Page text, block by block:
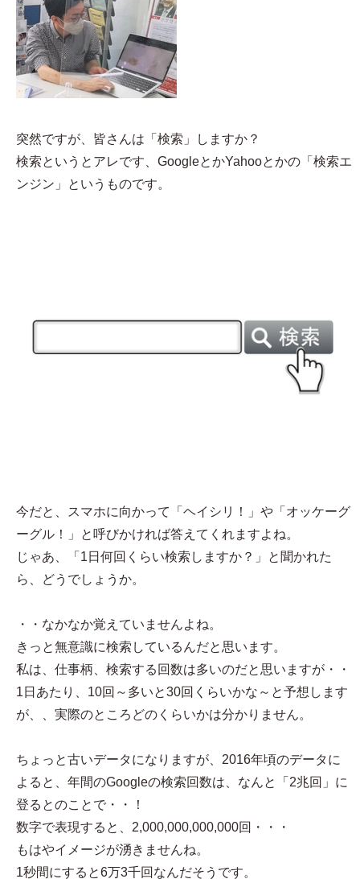
突然ですが、皆さんは「検索」しますか？
検索というとアレです、GoogleとかYahooとかの「検索エ
ンジン」というものです。
今だと、スマホに向かって「ヘイシリ！」や「オッケーグ
ーグル！」と呼びかければ答えてくれますよね。
じゃあ、「1日何回くらい検索しますか？」と聞かれた
ら、どうでしょうか。
・・なかなか覚えていませんよね。
きっと無意識に検索しているんだと思います。
私は、仕事柄、検索する回数は多いのだと思いますが・・
1日あたり、10回～多いと30回くらいかな～と予想します
が、、実際のところどのくらいかは分かりません。
ちょっと古いデータになりますが、2016年頃のデータに
よると、年間のGoogleの検索回数は、なんと「2兆回」に
登るとのことで・・！
数字で表現すると、2,000,000,000,000回・・・
もはやイメージが湧きませんね。
1秒間にすると6万3千回なんだそうです。